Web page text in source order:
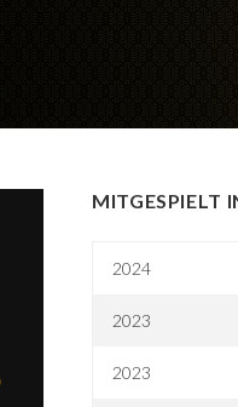
MITGESPIELT
2024
2023
2023